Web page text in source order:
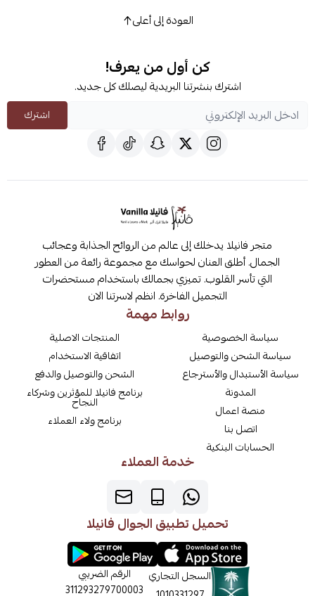
العودة إلى أعلى
كن أول من يعرف!
اشترك بنشرتنا البريدية ليصلك كل جديد.
اشترك
متجر فانيلا يدخلك إلى عالم من الروائح الجذابة وعجائب
الجمال. أطلق العنان لحواسك مع مجموعة رائعة من العطور
التي تأسر القلوب. تميزي بجمالك باستخدام مستحضرات
التجميل الفاخرة. انظم لاسرتنا الان
روابط مهمة
سياسة الخصوصية
سياسة الشحن والتوصيل
سياسة الأستبدال والأسترجاع
المدونة
منصة اعمال
اتصل بنا
الحسابات البنكية
المنتجات الاصلية
اتفاقية الاستخدام
الشحن والتوصيل والدفع
برنامج فانيلا للمؤثرين وشركاء
النجاح
برنامج ولاء العملاء
خدمة العملاء
تحميل تطبيق الجوال فانيلا
السجل التجاري
الرقم الضريبي
311293279700003